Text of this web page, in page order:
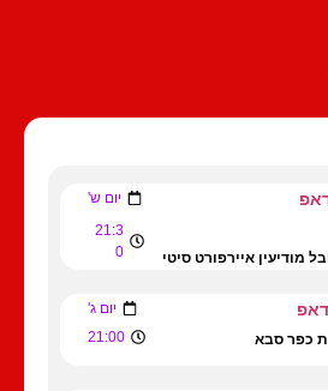
יום ש'
מודיעין איירפורט סיטי
21:3
0
יום ג'
כפר סבא 21:00